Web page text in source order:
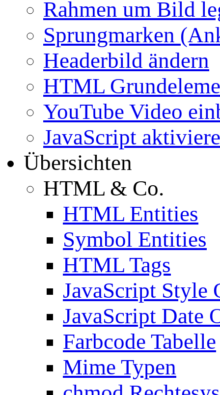
Rahmen um Bild
Sprungmarken
Headerbild ändern
HTML
YouTube Video
JavaScript
Übersichten
HTML & Co.
HTML Entities
Symbol Entities
HTML Tags
JavaScript Style
JavaScript Date
Farbcode Tabelle
Mime Typen